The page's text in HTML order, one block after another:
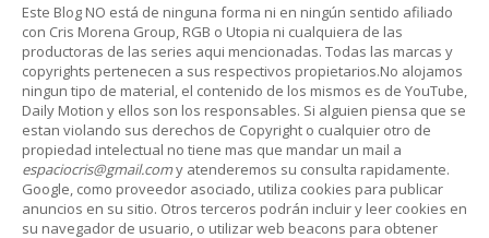
Este Blog NO está de ninguna forma ni en ningún sentido afiliado
con Cris Morena Group, RGB o Utopia ni cualquiera de las
productoras de las series aqui mencionadas. Todas las marcas y
copyrights pertenecen a sus respectivos propietarios.No alojamos
ningun tipo de material, el contenido de los mismos es de YouTube,
Daily Motion y ellos son los responsables. Si alguien piensa que se
estan violando sus derechos de Copyright o cualquier otro de
propiedad intelectual no tiene mas que mandar un mail a
espaciocris@gmail.comy atenderemos su consulta rapidamente.
Google, como proveedor asociado, utiliza cookies para publicar
anuncios en su sitio. Otros terceros podrán incluir y leer cookies en
su navegador de usuario, o utilizar web beacons para obtener